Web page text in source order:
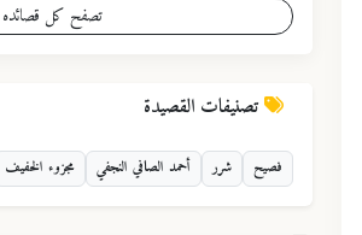
تصفح كل قصائده
تصنيفات القصيدة
فصيح شرر أحمد الصافي النجفي مجزوء الخفيف